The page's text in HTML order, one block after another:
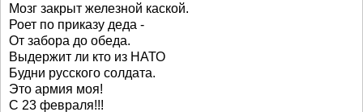
Мозг закрыт железной каской.
Роет по приказу деда -
От забора до обеда.
Выдержит ли кто из НАТО
Будни русского солдата.
Это армия моя!
С 23 февраля!!!